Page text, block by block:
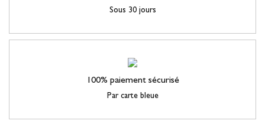
Sous 30 jours
100% paiement sécurisé
Par carte bleue